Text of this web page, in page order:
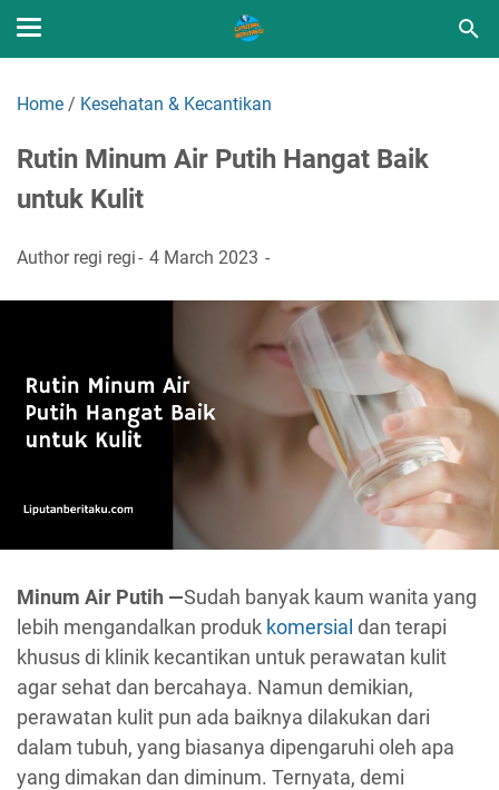
Home / Kesehatan & Kecantikan
Rutin Minum Air Putih Hangat Baik
untuk Kulit
Author regi regi 4 March 2023
Minum Air Putih —Sudah banyak kaum wanita yang
lebih mengandalkan produk komersial dan terapi
khusus di klinik kecantikan untuk perawatan kulit
agar sehat dan bercahaya. Namun demikian,
perawatan kulit pun ada baiknya dilakukan dari
dalam tubuh, yang biasanya dipengaruhi oleh apa
yang dimakan dan diminum. Ternyata, demi